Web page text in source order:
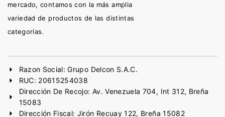
mercado, contamos con la más amplia
variedad de productos de las distintas
categorías.
Razon Social: Grupo Delcon S.A.C.
RUC: 20615254038
Dirección De Recojo: Av. Venezuela 704, Int 312, Breña
15083
Dirección Fiscal: Jirón Recuay 122, Breña 15082